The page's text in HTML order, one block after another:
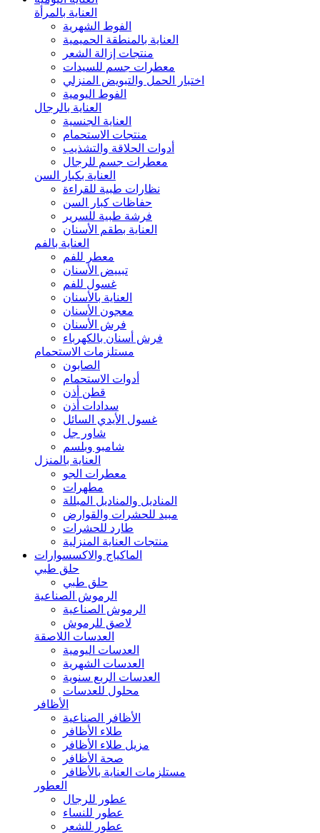
العناية بالمرأة
الفوط الشهرية
العناية بالمنطقة الحميمية
منتجات إزالة الشعر
معطرات جسم للسيدات
اختبار الحمل والتبويض المنزلي
الفوط اليومية
العناية بالرجال
العناية الجنسية
منتجات الاستحمام
أدوات الحلاقة والتشذيب
معطرات جسم للرجال
العناية بكبار السن
نظارات طبية للقراءة
حفاظات كبار السن
فرشة طبية للسرير
العناية بطقم الأسنان
العناية بالفم
معطر للفم
تبييض الأسنان
غسول للفم
العناية بالأسنان
معجون الأسنان
فرش الأسنان
فرش أسنان بالكهرباء
مستلزمات الاستحمام
الصابون
أدوات الاستحمام
قطن أذن
سدادات أذن
غسول الأيدي السائل
شاور جل
شامبو وبلسم
العناية بالمنزل
معطرات الجو
مطهرات
المناديل والمناديل المبللة
مبيد للحشرات والقوارض
طارد للحشرات
منتجات العناية المنزلية
الماكياج والاكسسوارات
حلق طبي
حلق طبي
الرموش الصناعية
الرموش الصناعية
لاصق للرموش
العدسات اللاصقة
العدسات اليومية
العدسات الشهرية
العدسات الربع سنوية
محلول للعدسات
الأظافر
الأظافر الصناعية
طلاء الأظافر
مزيل طلاء الأظافر
صحة الأظافر
مستلزمات العناية بالأظافر
العطور
عطور للرجال
عطور للنساء
عطور للشعر